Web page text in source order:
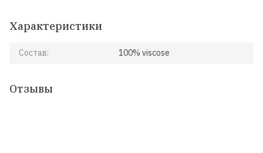
Характеристики
Состав: 100% viscose
Отзывы